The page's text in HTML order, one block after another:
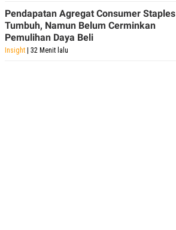
Pendapatan Agregat Consumer Staples
Tumbuh, Namun Belum Cerminkan
Pemulihan Daya Beli
Insight | 32 Menit lalu